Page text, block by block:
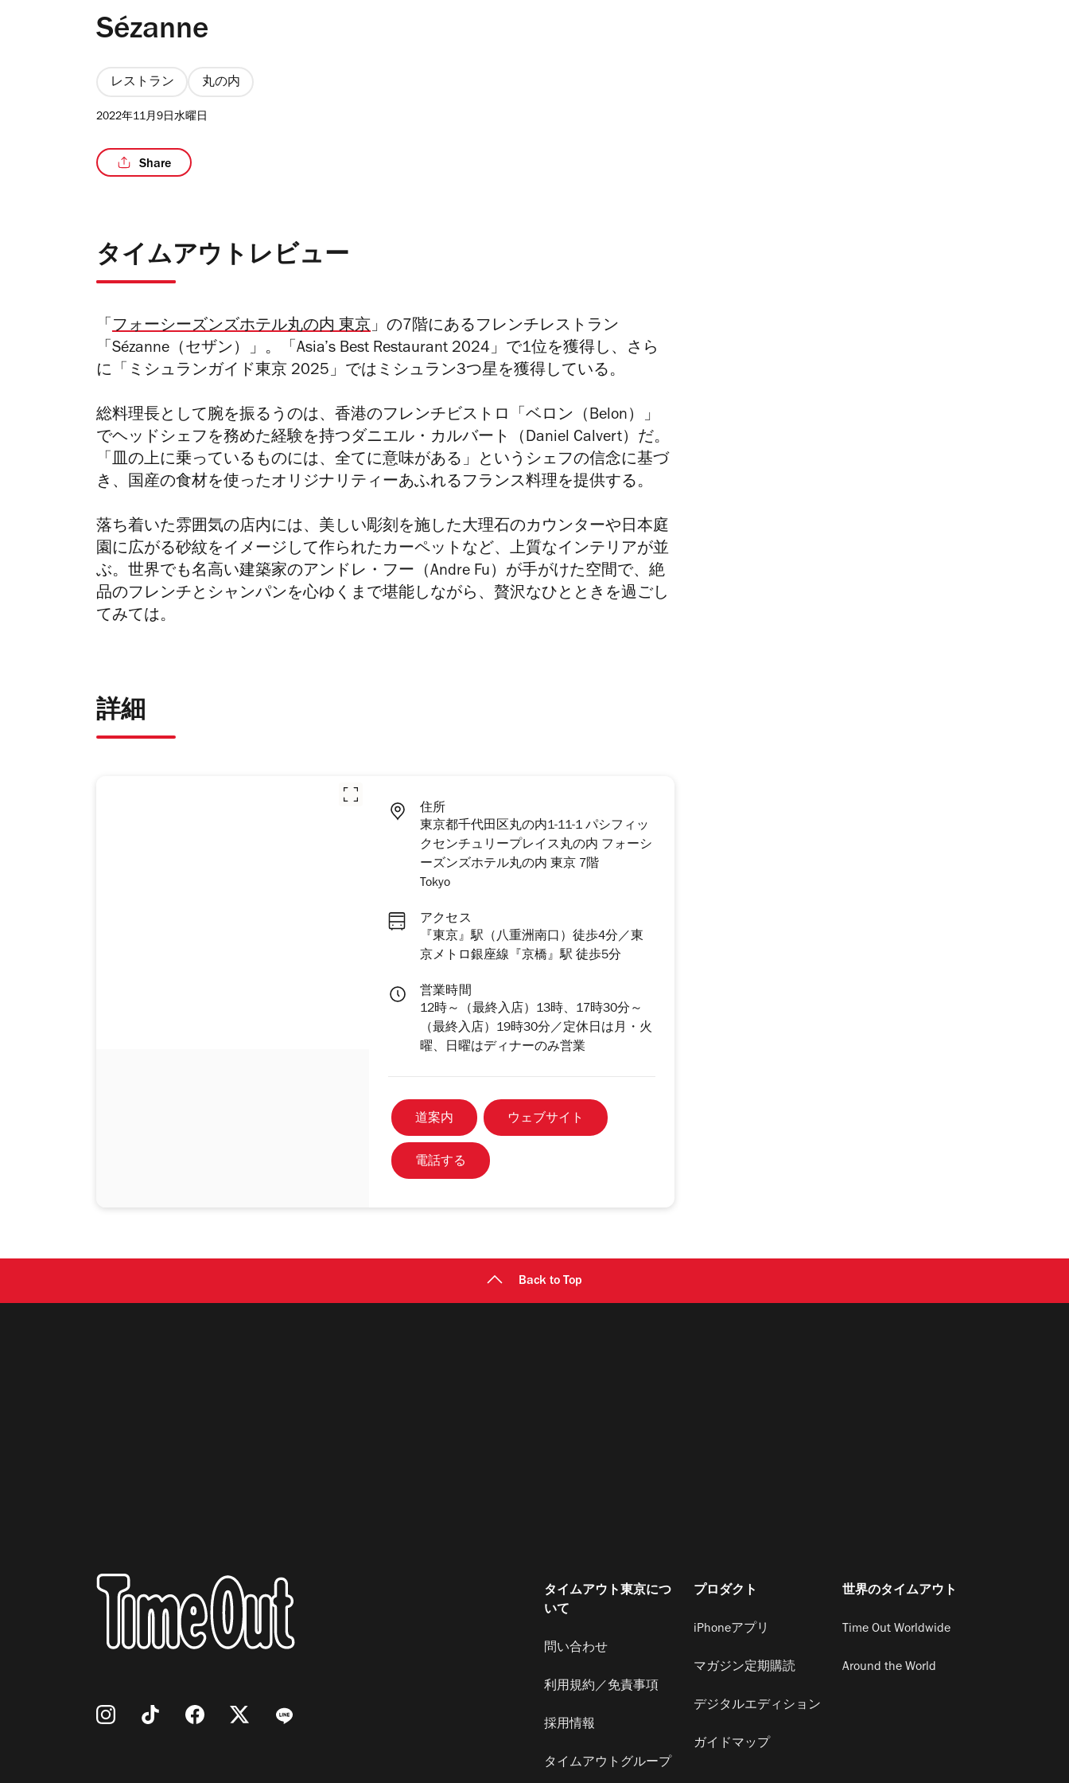
Sézanne
レストラン 丸の内
2022年11月9日水曜日
Share
タイムアウトレビュー
「 フォーシーズンズホテル丸の内 東京」の7階にあるフレンチレストラン
「 Sézanne（セザン）」 。「Asia’s Best Restaurant 2024」で1位を獲得し、さら
に「ミシュランガイド東京 2025」ではミシュラン3つ星を獲得している。
総料理長として腕を振るうのは、香港のフレンチビストロ「ベロン（Belon）」
でヘッドシェフを務めた経験を持つダニエル・カルバート
（Daniel Calvert） だ。
「皿の上に乗っているものには、全てに意味がある」というシェフの信念に基づ
き、国産の食材を使ったオリジナリティーあふれるフランス料理を提供する。
落ち着いた雰囲気の店内には、美しい彫刻を施した大理石のカウンターや日本庭
園に広がる砂紋をイメージして作られたカーペットなど、上質なインテリアが並
ぶ。世界でも名高い建築家のアンドレ・フー （Andre Fu） が手がけた空間で、絶
品のフレンチとシャンパンを心ゆくまで堪能しながら、贅沢なひとときを過ごし
てみては。
詳細
住所
東京都千代田区丸の内1-11-1 パシフィッ
クセンチュリープレイス丸の内 フォーシ
ーズンズホテル丸の内 東京 7階
Tokyo
アクセス
『東京』駅（八重洲南口）徒歩4分／東
京メトロ銀座線『京橋』駅 徒歩5分
営業時間
12時～（最終入店）13時、17時30分～
（最終入店）19時30分／定休日は月・火
曜、日曜はディナーのみ営業
道案内 ウェブサイト
電話する
Back to Top
タイムアウト東京につ
いて
問い合わせ
利用規約／免責事項
採用情報
タイムアウトグループ
プロダクト
iPhoneアプリ
マガジン定期購読
デジタルエディション
ガイドマップ
世界のタイムアウト
Time Out Worldwide
Around the World